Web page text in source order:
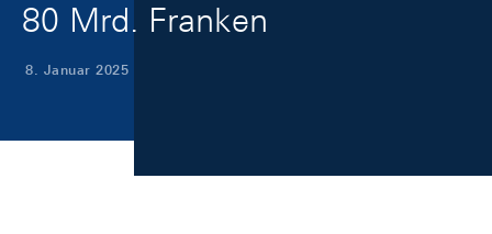
80 Mrd. Franken
8. Januar 2025